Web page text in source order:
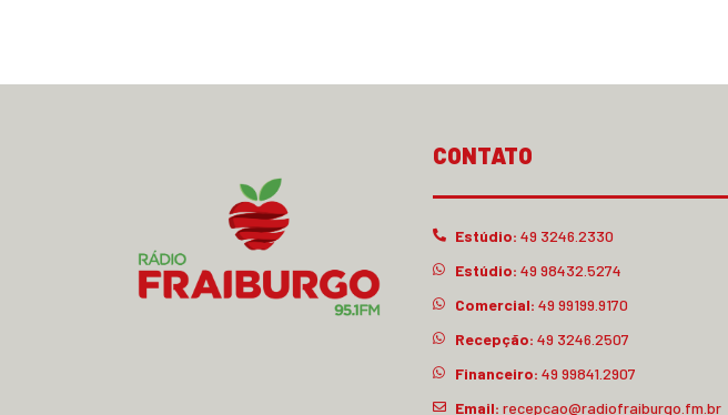
CONTATO
Estúdio: 49 3246.2330
Estúdio: 49 98432.5274
Comercial: 49 99199.9170
Recepção: 49 3246.2507
Financeiro: 49 99841.2907
Email: recepcao@radiofraiburgo.fm.br